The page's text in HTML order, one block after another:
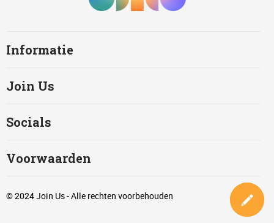
Informatie
Join Us
Socials
Voorwaarden
© 2024 Join Us - Alle rechten voorbehouden